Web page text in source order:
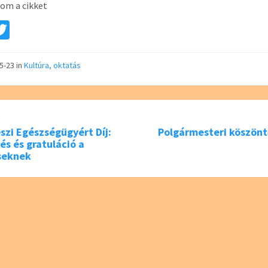
a cikket
tt
er
23inKultúra, oktatás
Egészségügyért Díj:
és gratuláció a
Polgármesteri